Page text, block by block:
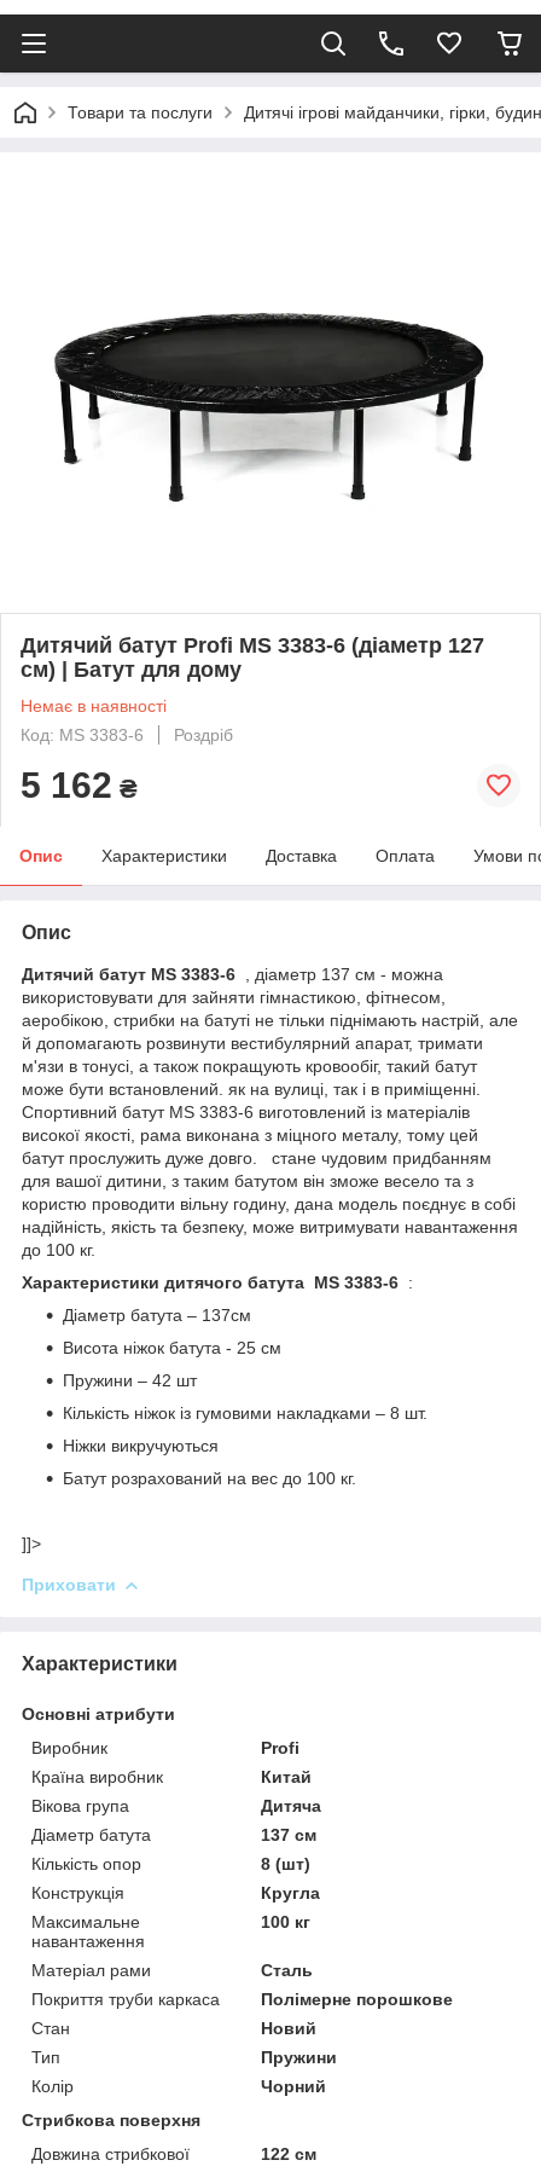
Товари та послуги Дитячі ігрові майданчики, гірки,
Дитячий батут Profi MS 3383-6 (діаметр 127
см) | Батут для дому
Немає в наявності
Код: MS 3383-6
Роздріб
5 162 ₴
Опис Характеристики Доставка Оплата Умови
Опис
Дитячий батут MS 3383-6 , діаметр 137 см - можна
використовувати для зайняти гімнастикою, фітнесом,
аеробікою, стрибки на батуті не тільки піднімають настрій, але
й допомагають розвинути вестибулярний апарат, тримати
м'язи в тонусі, а також покращують кровообіг, такий батут
може бути встановлений. як на вулиці, так і в приміщенні.
Спортивний батут MS 3383-6 виготовлений із матеріалів
високої якості, рама виконана з міцного металу, тому цей
батут прослужить дуже довго. стане чудовим придбанням
для вашої дитини, з таким батутом він зможе весело та з
користю проводити вільну годину, дана модель поєднує в собі
надійність, якість та безпеку, може витримувати навантаження
до 100 кг.
Характеристики дитячого батута MS 3383-6 :
Діаметр батута – 137см
Висота ніжок батута - 25 см
Пружини – 42 шт
Кількість ніжок із гумовими накладками – 8 шт.
Ніжки викручуються
Батут розрахований на вес до 100 кг.
]]>
Приховати
Характеристики
Основні атрибути
Виробник
Profi
Країна виробник
Китай
Вікова група
Дитяча
Діаметр батута
137 см
Кількість опор
8 (шт)
Конструкція
Кругла
Максимальне
навантаження
100 кг
Матеріал рами
Сталь
Покриття труби каркаса
Полімерне порошкове
Стан
Новий
Тип
Пружини
Колір
Чорний
Стрибкова поверхня
Довжина стрибкової
122 см